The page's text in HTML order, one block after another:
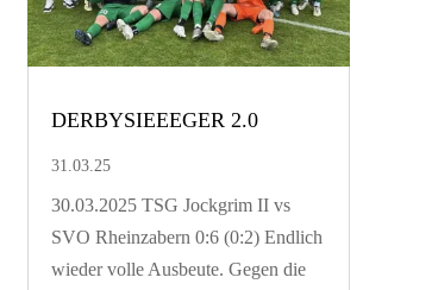
DERBYSIEEEGER 2.0
31.03.25
30.03.2025 TSG Jockgrim II vs
SVO Rheinzabern 0:6 (0:2) Endlich
wieder volle Ausbeute. Gegen die